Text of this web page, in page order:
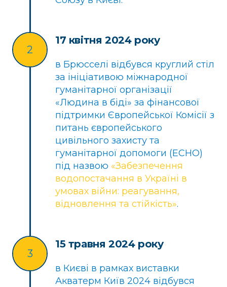
2
17 квітня 2024 року
в Брюсселі відбувся круглий стіл
за ініціативою міжнародної
гуманітарної організації
«Людина в біді» за фінансової
підтримки Європейської Комісії з
питань європейського
цивільного захисту та
гуманітарної допомоги (ECHO)
під назвою «Забезпечення
водопостачання в Україні в
умовах війни: реагування,
відновлення та стійкість».
3
15 травня 2024 року
в Києві в рамках виставки
Акватерм Київ 2024 відбувся